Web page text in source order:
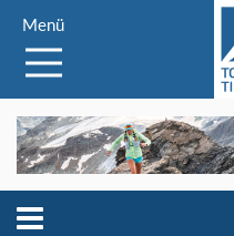
Menü